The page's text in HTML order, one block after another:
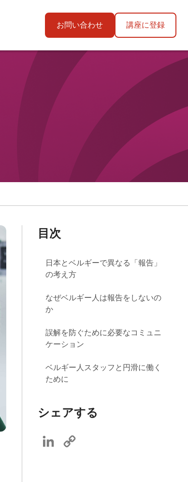
お問い合わせ 講座に登録
目次
日本とベルギーで異なる「報告」
の考え方
なぜベルギー人は報告をしないの
か
誤解を防ぐために必要なコミュニ
ケーション
ベルギー人スタッフと円滑に働く
ために
シェアする
LinkedIn